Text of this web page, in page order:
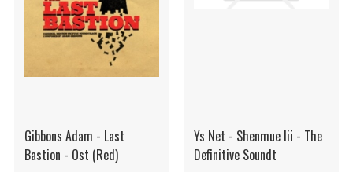
Gibbons Adam - Last
Bastion - Ost (Red)
Ys Net - Shenmue Iii - The
Definitive Soundt